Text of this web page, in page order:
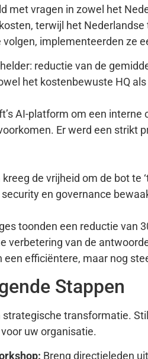
met vragen in zowel het
terwijl het
implementeerden ze
reductie van de
het kostenbewuste HQ
AI-platform om een
Er werd een strikt
de vrijheid om de bot te
en governance
toonden een reductie van
verbetering van de
een efficiëntere, maar nog
Stappen
strategische transformatie.
uw organisatie.
Breng directieleden